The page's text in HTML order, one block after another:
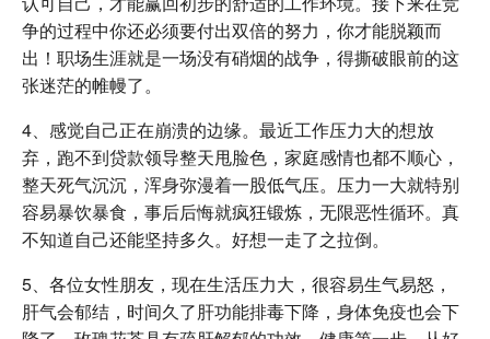
争的过程中你还必须要付出双倍的努力，你才能脱颖而
出！职场生涯就是一场没有硝烟的战争，得撕破眼前的这
张迷茫的帷幔了。
4、感觉自己正在崩溃的边缘。最近工作压力大的想放
弃，跑不到贷款领导整天甩脸色，家庭感情也都不顺心，
整天死气沉沉，浑身弥漫着一股低气压。压力一大就特别
容易暴饮暴食，事后后悔就疯狂锻炼，无限恶性循环。真
不知道自己还能坚持多久。好想一走了之拉倒。
5、各位女性朋友，现在生活压力大，很容易生气易怒，
肝气会郁结，时间久了肝功能排毒下降，身体免疫也会下